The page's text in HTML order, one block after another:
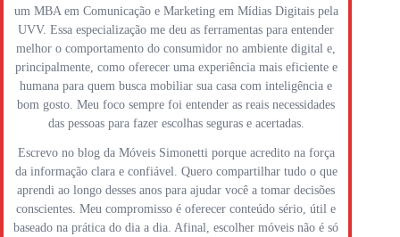
um MBA em Comunicação e Marketing em Mídias Digitais pela
UVV. Essa especialização me deu as ferramentas para entender
melhor o comportamento do consumidor no ambiente digital e,
principalmente, como oferecer uma experiência mais eficiente e
humana para quem busca mobiliar sua casa com inteligência e
bom gosto. Meu foco sempre foi entender as reais necessidades
das pessoas para fazer escolhas seguras e acertadas.
Escrevo no blog da Móveis Simonetti porque acredito na força
da informação clara e confiável. Quero compartilhar tudo o que
aprendi ao longo desses anos para ajudar você a tomar decisões
conscientes. Meu compromisso é oferecer conteúdo sério, útil e
baseado na prática do dia a dia. Afinal, escolher móveis não é só